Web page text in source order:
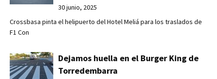
30 junio, 2025
Crossbasa pinta el helipuerto del Hotel Meliá para los traslados de
F1 Con
Dejamos huella en el Burger King de
Torredembarra